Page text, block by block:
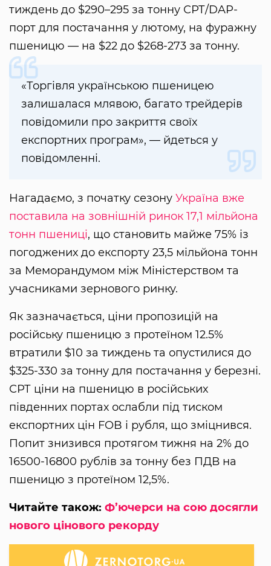
тиждень до $290–295 за тонну СРТ/DAP-
порт для постачання у лютому, на фуражну
пшеницю — на $22 до $268-273 за тонну.
«Торгівля українською пшеницею
залишалася млявою, багато трейдерів
повідомили про закриття своїх
експортних програм», — йдеться у
повідомленні.
Нагадаємо, з початку сезону Україна вже
поставила на зовнішній ринок 17,1 мільйона
тонн пшениці, що становить майже 75% із
погоджених до експорту 23,5 мільйона тонн
за Меморандумом між Міністерством та
учасниками зернового ринку.
Як зазначається, ціни пропозицій на
російську пшеницю з протеїном 12.5% ​​
втратили $10 за тиждень та опустилися до
$325-330 за тонну для постачання у березні.
СРТ ціни на пшеницю в російських
південних портах ослабли під тиском
експортних цін FOB і рубля, що зміцнився.
Попит знизився протягом тижня на 2% до
16500-16800 рублів за тонну без ПДВ на
пшеницю з протеїном 12,5%.
Читайте також: Ф’ючерси на сою досягли
нового цінового рекорду